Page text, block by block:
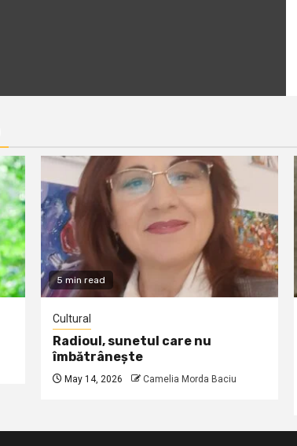
5 min read
Cultural
Radioul, sunetul care nu
îmbătrânește
May 14, 2026 Camelia Morda Baciu